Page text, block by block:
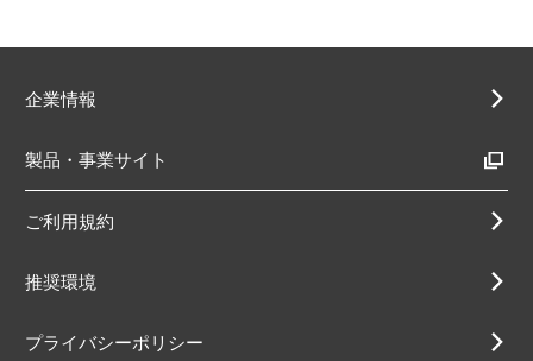
企業情報
製品・事業サイト
ご利用規約
推奨環境
プライバシーポリシー